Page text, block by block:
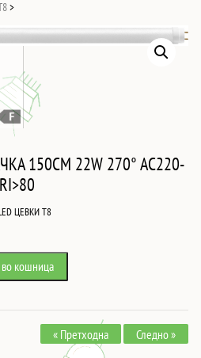
>
150CM 22W 270° AC220-
ЦЕВКИ T8
во кошница
« Претходна Следно »